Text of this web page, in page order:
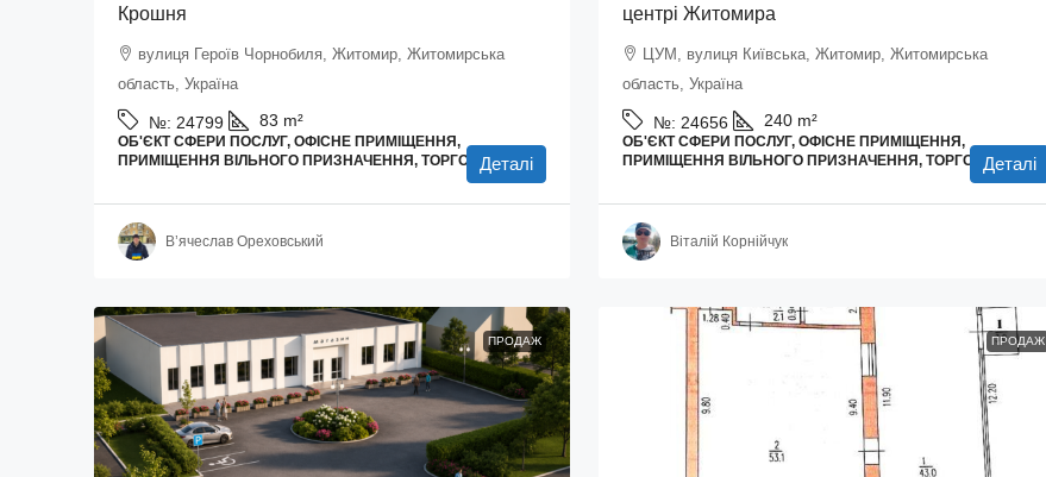
Крошня
вулиця Героїв Чорнобиля, Житомир, Житомирська
область, Україна
№: 24799 83 m²
ОБ'ЄКТ СФЕРИ ПОСЛУГ, ОФІСНЕ ПРИМІЩЕННЯ,
ПРИМІЩЕННЯ ВІЛЬНОГО ПРИЗНАЧЕННЯ, ТОРГОВІ ПЛОЩІ
Деталі
В’ячеслав Ореховський
центрі Житомира
ЦУМ, вулиця Київська, Житомир, Житомирська
область, Україна
№: 24656 240 m²
ОБ'ЄКТ СФЕРИ ПОСЛУГ, ОФІСНЕ ПРИМІЩЕННЯ,
ПРИМІЩЕННЯ ВІЛЬНОГО ПРИЗНАЧЕННЯ, ТОРГОВІ ПЛОЩІ
Деталі
Віталій Корнійчук
ПРОДАЖ ПРОДАЖ